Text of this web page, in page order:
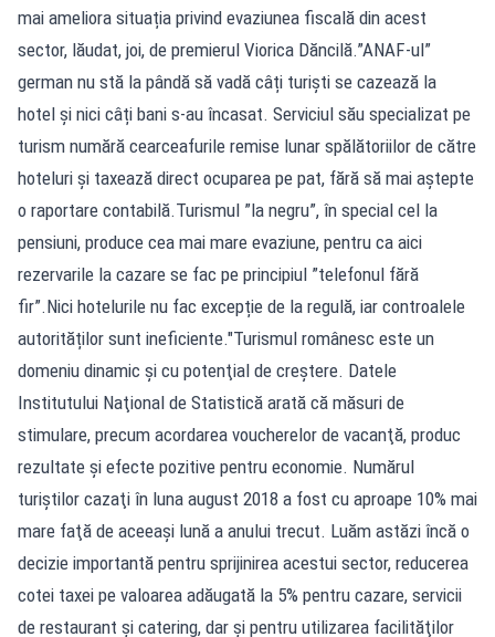
mai ameliora situația privind evaziunea fiscală din acest
sector, lăudat, joi, de premierul Viorica Dăncilă.”ANAF-ul”
german nu stă la pândă să vadă câți turiști se cazează la
hotel și nici câți bani s-au încasat. Serviciul său specializat pe
turism numără cearceafurile remise lunar spălătoriilor de către
hoteluri și taxează direct ocuparea pe pat, fără să mai aștepte
o raportare contabilă.Turismul ”la negru”, în special cel la
pensiuni, produce cea mai mare evaziune, pentru ca aici
rezervarile la cazare se fac pe principiul ”telefonul fără
fir”.Nici hotelurile nu fac excepție de la regulă, iar controalele
autorităților sunt ineficiente."Turismul românesc este un
domeniu dinamic şi cu potenţial de creştere. Datele
Institutului Naţional de Statistică arată că măsuri de
stimulare, precum acordarea voucherelor de vacanţă, produc
rezultate şi efecte pozitive pentru economie. Numărul
turiştilor cazaţi în luna august 2018 a fost cu aproape 10% mai
mare faţă de aceeaşi lună a anului trecut. Luăm astăzi încă o
decizie importantă pentru sprijinirea acestui sector, reducerea
cotei taxei pe valoarea adăugată la 5% pentru cazare, servicii
de restaurant şi catering, dar şi pentru utilizarea facilităţilor